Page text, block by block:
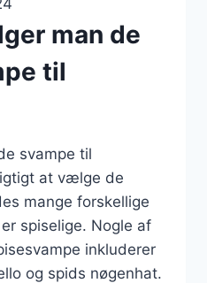
man de
til
svampe til
at vælge de
mange forskellige
spiselige. Nogle af
inkluderer
og spids nøgenhat.